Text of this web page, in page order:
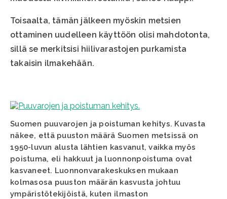
Toisaalta, tämän jälkeen myöskin metsien
ottaminen uudelleen käyttöön olisi mahdotonta,
sillä se merkitsisi hiilivarastojen purkamista
takaisin ilmakehään.
Suomen puuvarojen ja poistuman kehitys. Kuvasta
näkee, että puuston määrä Suomen metsissä on
1950-luvun alusta lähtien kasvanut, vaikka myös
poistuma, eli hakkuut ja luonnonpoistuma ovat
kasvaneet. Luonnonvarakeskuksen mukaan
kolmasosa puuston määrän kasvusta johtuu
ympäristötekijöistä, kuten ilmaston